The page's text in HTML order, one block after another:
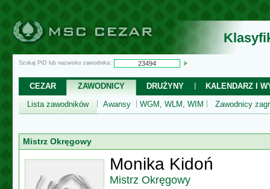
Szukaj PID lub nazwisko zawodnika:
CEZAR ZAWODNICY DRUŻYNY
KALENDARZ I
Lista zawodników
Awansy WGM, WLM, WIM Zawodnicy
Mistrz Okręgowy
Monika Kidoń
Mistrz Okręgowy